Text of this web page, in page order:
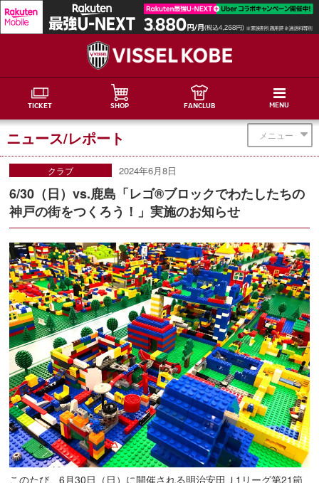
TICKET SHOP FANCLUB MENU
メニュー
ニュース/レポート
クラブ 2024年6月8日
6/30（日）vs.鹿島「レゴ®ブロックでわたしたちの
神戸の街をつくろう！」実施のお知らせ
このたび、6月30日（日）に開催される明治安田Ｊ1リーグ第21節